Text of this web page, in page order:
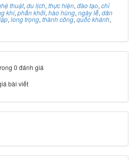
thuật, du lịch, thực hiện, đào tạo, chỉ
khí, phấn khởi, hào hùng, ngày lễ, dân
, long trọng, thành công,quốc khánh,
0 đánh giá
bài viết